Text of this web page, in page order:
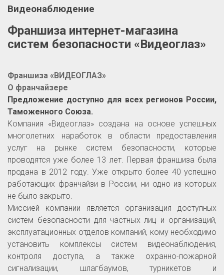
Видеонаблюдение
Франшиза интернет-магазина
систем безопасности «Видеоглаз»
Франшиза «ВИДЕОГЛАЗ»
О франчайзере
Предложение доступно для всех регионов России,
Таможенного Союза.
Компания «Видеоглаз» создана на основе успешных
многолетних наработок в области предоставления
услуг на рынке систем безопасности, которые
проводятся уже более 13 лет. Первая франшиза была
продана в 2012 году. Уже открыто более 40 успешно
работающих франчайзи в России, ни одно из которых
не было закрыто.
Миссией компании является организация доступных
систем безопасности для частных лиц и организаций,
эксплуатационных отделов компаний, кому необходимо
установить комплексы систем видеонаблюдения,
контроля доступа, а также охранно-пожарной
сигнализации, шлагбаумов, турникетов и